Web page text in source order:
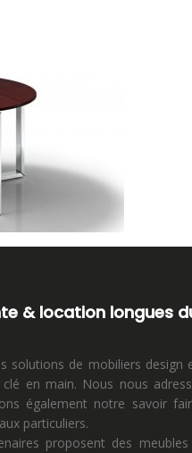
& location longues
solutions de mobiliers design
en main. Nous nous
également notre savoir
particuliers.
proposent des